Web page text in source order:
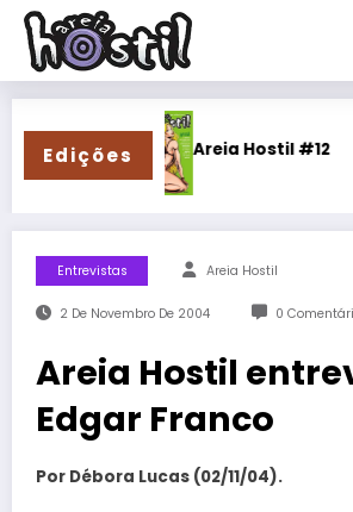
Pular
para
conteúdo
EdiçõesAreia Hostil #12
Entrevistas Areia Hostil
2 De Novembro De 2004 0
Areia Hostil
Edgar Franco
Por Débora Lucas (02/11/04).